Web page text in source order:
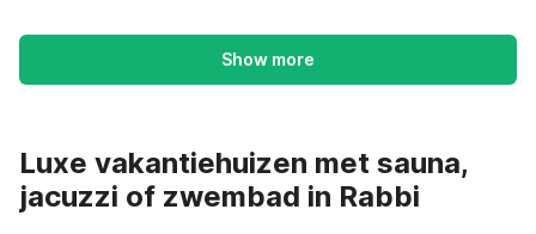
Show more
Luxe vakantiehuizen met sauna,
jacuzzi of zwembad in Rabbi